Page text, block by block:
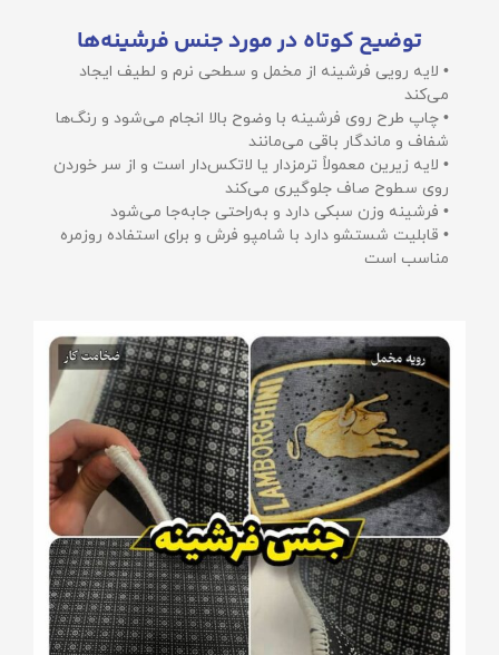
توضیح کوتاه در مورد جنس فرشینه‌ها
• لایه رویی فرشینه از مخمل و سطحی نرم و لطیف ایجاد
می‌کند
• چاپ طرح روی فرشینه با وضوح بالا انجام می‌شود و رنگ‌ها
شفاف و ماندگار باقی می‌مانند
• لایه زیرین معمولاً ترمزدار یا لاتکس‌دار است و از سر خوردن
روی سطوح صاف جلوگیری می‌کند
• فرشینه وزن سبکی دارد و به‌راحتی جابه‌جا می‌شود
• قابلیت شستشو دارد با شامپو فرش و برای استفاده روزمره
مناسب است